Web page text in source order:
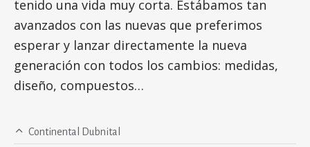
tenido una vida muy corta. Estábamos tan
avanzados con las nuevas que preferimos
esperar y lanzar directamente la nueva
generación con todos los cambios: medidas,
diseño, compuestos…
Continental Dubnital